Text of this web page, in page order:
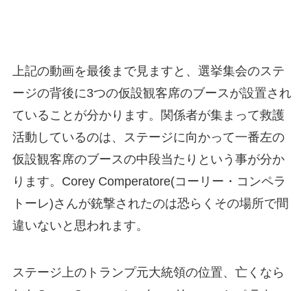
上記の動画を最後まで見ますと、選挙集会のステ
ージの背後に3つの仮設観客席のブースが設置され
ていることが分かります。関係者が集まって救護
活動しているのは、ステージに向かって一番左の
仮設観客席のブースの中段当たりという事が分か
ります。Corey Comperatore(コーリー・コンペラ
トーレ)さんが銃撃されたのは恐らくその場所で間
違いないと思われます。
ステージ上のトランプ元大統領の位置、亡くなら